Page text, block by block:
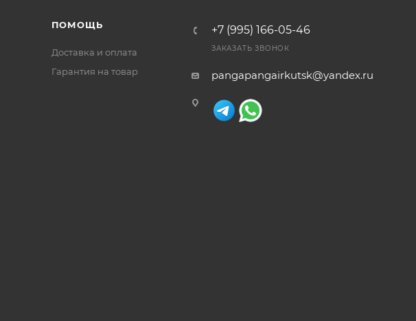
ПОМОЩЬ
Доставка и оплата
Гарантия на товар
+7 (995) 166-05-46
ЗАКАЗАТЬ ЗВОНОК
pangapangairkutsk@yandex.ru